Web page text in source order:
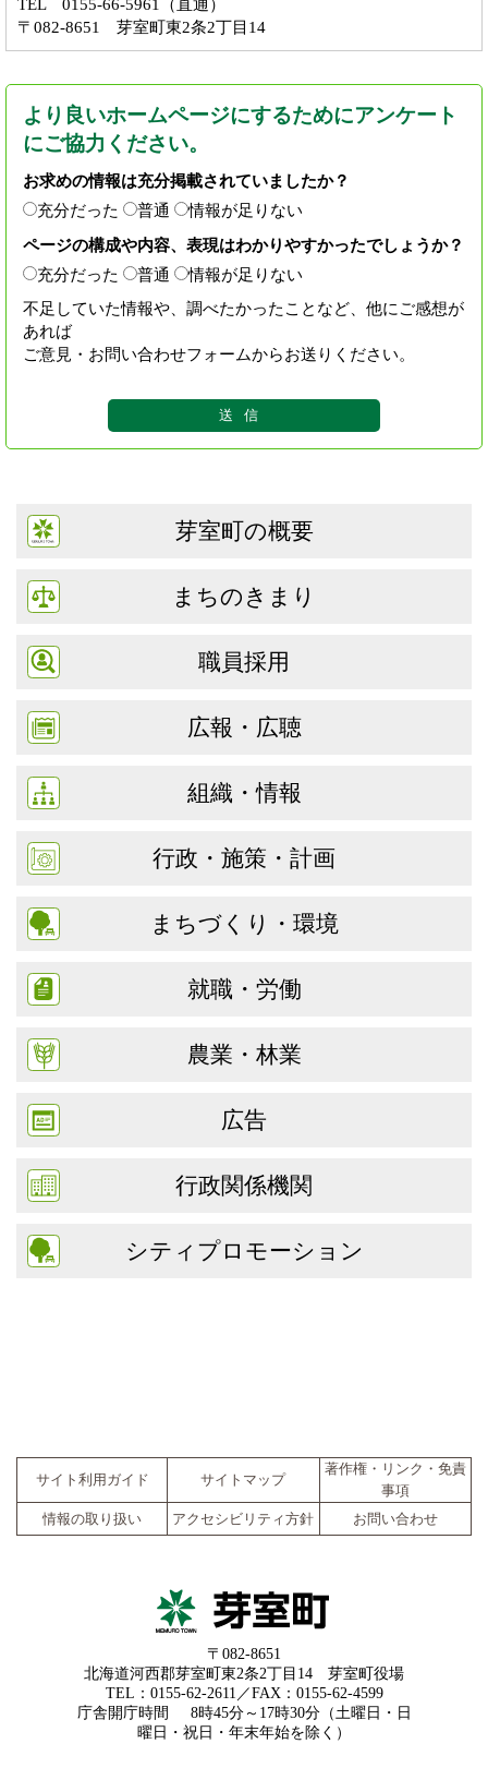
TEL 0155-66-5961（直通）
〒082-8651 芽室町東2条2丁目14
より良いホームページにするためにアンケート
にご協力ください。
お求めの情報は充分掲載されていましたか？
充分だった
普通
情報が足りない
ページの構成や内容、表現はわかりやすかったでしょうか？
充分だった
普通
情報が足りない
不足していた情報や、調べたかったことなど、他にご感想が
あれば
ご意見・お問い合わせフォームからお送りください。
芽室町の概要
まちのきまり
職員採用
広報・広聴
組織・情報
行政・施策・計画
まちづくり・環境
就職・労働
農業・林業
広告
行政関係機関
シティプロモーション
サイト利用ガイド サイトマップ
著作権・リンク・免責
事項
情報の取り扱い
アクセシビリティ方針 お問い合わせ
〒082-8651
北海道河西郡芽室町東2条2丁目14 芽室町役場
TEL：0155-62-2611／FAX：0155-62-4599
庁舎開庁時間
8時45分～17時30分（土曜日・日
曜日・祝日・年末年始を除く）